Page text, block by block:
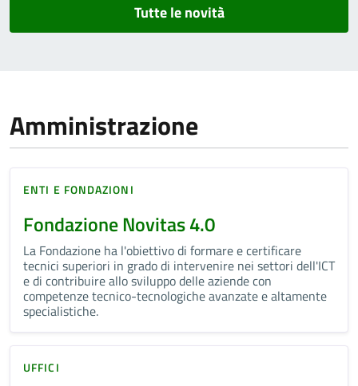
Tutte le novità
Amministrazione
ENTI E FONDAZIONI
Fondazione Novitas 4.0
La Fondazione ha l'obiettivo di formare e certificare
tecnici superiori in grado di intervenire nei settori dell'ICT
e di contribuire allo sviluppo delle aziende con
competenze tecnico-tecnologiche avanzate e altamente
specialistiche.
UFFICI